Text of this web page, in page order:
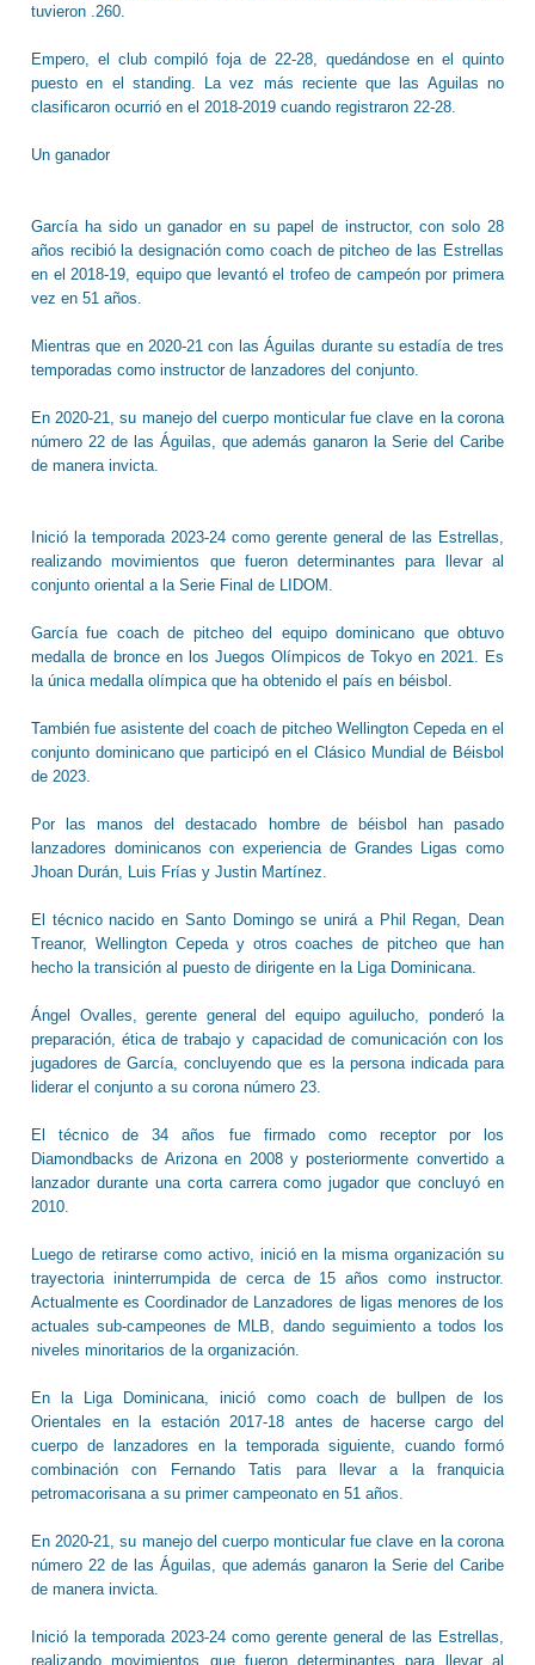
tuvieron .260.
Empero, el club compiló foja de 22-28, quedándose en el quinto
puesto en el standing. La vez más reciente que las Aguilas no
clasificaron ocurrió en el 2018-2019 cuando registraron 22-28.
Un ganador
García ha sido un ganador en su papel de instructor, con solo 28
años recibió la designación como coach de pitcheo de las Estrellas
en el 2018-19, equipo que levantó el trofeo de campeón por primera
vez en 51 años.
Mientras que en 2020-21 con las Águilas durante su estadía de tres
temporadas como instructor de lanzadores del conjunto.
En 2020-21, su manejo del cuerpo monticular fue clave en la corona
número 22 de las Águilas, que además ganaron la Serie del Caribe
de manera invicta.
Inició la temporada 2023-24 como gerente general de las Estrellas,
realizando movimientos que fueron determinantes para llevar al
conjunto oriental a la Serie Final de LIDOM.
García fue coach de pitcheo del equipo dominicano que obtuvo
medalla de bronce en los Juegos Olímpicos de Tokyo en 2021. Es
la única medalla olímpica que ha obtenido el país en béisbol.
También fue asistente del coach de pitcheo Wellington Cepeda en el
conjunto dominicano que participó en el Clásico Mundial de Béisbol
de 2023.
Por las manos del destacado hombre de béisbol han pasado
lanzadores dominicanos con experiencia de Grandes Ligas como
Jhoan Durán, Luis Frías y Justin Martínez.
El técnico nacido en Santo Domingo se unirá a Phil Regan, Dean
Treanor, Wellington Cepeda y otros coaches de pitcheo que han
hecho la transición al puesto de dirigente en la Liga Dominicana.
Ángel Ovalles, gerente general del equipo aguilucho, ponderó la
preparación, ética de trabajo y capacidad de comunicación con los
jugadores de García, concluyendo que es la persona indicada para
liderar el conjunto a su corona número 23.
El técnico de 34 años fue firmado como receptor por los
Diamondbacks de Arizona en 2008 y posteriormente convertido a
lanzador durante una corta carrera como jugador que concluyó en
2010.
Luego de retirarse como activo, inició en la misma organización su
trayectoria ininterrumpida de cerca de 15 años como instructor.
Actualmente es Coordinador de Lanzadores de ligas menores de los
actuales sub-campeones de MLB, dando seguimiento a todos los
niveles minoritarios de la organización.
En la Liga Dominicana, inició como coach de bullpen de los
Orientales en la estación 2017-18 antes de hacerse cargo del
cuerpo de lanzadores en la temporada siguiente, cuando formó
combinación con Fernando Tatis para llevar a la franquicia
petromacorisana a su primer campeonato en 51 años.
En 2020-21, su manejo del cuerpo monticular fue clave en la corona
número 22 de las Águilas, que además ganaron la Serie del Caribe
de manera invicta.
Inició la temporada 2023-24 como gerente general de las Estrellas,
realizando movimientos que fueron determinantes para llevar al